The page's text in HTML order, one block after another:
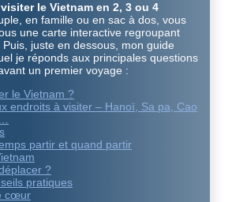
visiter le Vietnam en 2, 3 ou 4
en famille ou en sac à dos, vous
une carte interactive regroupant
juste en dessous, mon guide
je réponds aux principales questions
un premier voyage :
le Vietnam ?
endroits à visiter – Hanoï, Sa pa, Cao
partir et quand partir
?
pratiques
cœur